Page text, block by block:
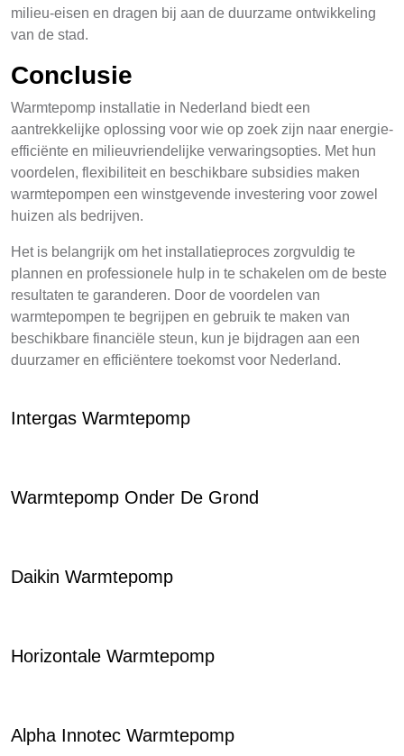
milieu-eisen en dragen bij aan de duurzame ontwikkeling
van de stad.
Conclusie
Warmtepomp installatie in Nederland biedt een
aantrekkelijke oplossing voor wie op zoek zijn naar energie-
efficiënte en milieuvriendelijke verwaringsopties. Met hun
voordelen, flexibiliteit en beschikbare subsidies maken
warmtepompen een winstgevende investering voor zowel
huizen als bedrijven.
Het is belangrijk om het installatieproces zorgvuldig te
plannen en professionele hulp in te schakelen om de beste
resultaten te garanderen. Door de voordelen van
warmtepompen te begrijpen en gebruik te maken van
beschikbare financiële steun, kun je bijdragen aan een
duurzamer en efficiëntere toekomst voor Nederland.
Intergas Warmtepomp
Warmtepomp Onder De Grond
Daikin Warmtepomp
Horizontale Warmtepomp
Alpha Innotec Warmtepomp